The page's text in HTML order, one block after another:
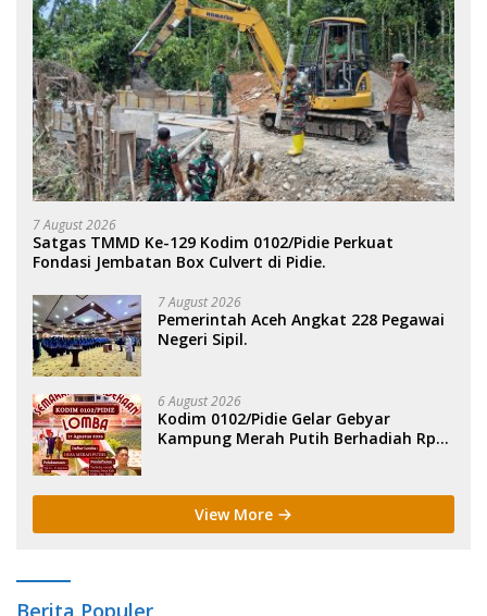
7 August 2026
Satgas TMMD Ke-129 Kodim 0102/Pidie Perkuat
Fondasi Jembatan Box Culvert di Pidie.
7 August 2026
Pemerintah Aceh Angkat 228 Pegawai
Negeri Sipil.
6 August 2026
Kodim 0102/Pidie Gelar Gebyar
Kampung Merah Putih Berhadiah Rp
View More